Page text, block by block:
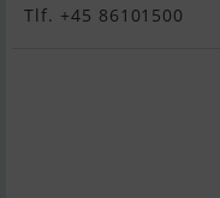
Tlf. +45 86101500